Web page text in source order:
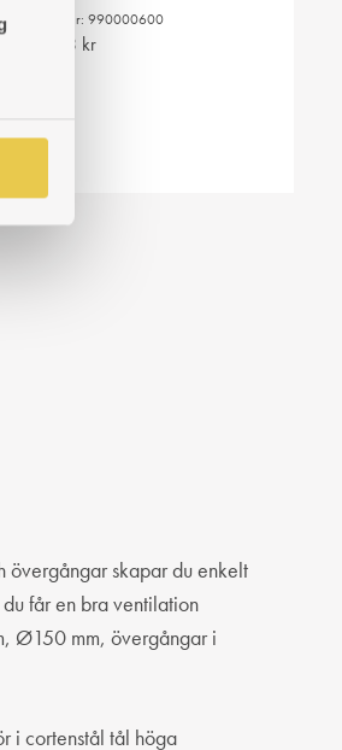
Art. nr: 990000600
403 kr
övergångar skapar du enkelt
får en bra ventilation
Ø150 mm, övergångar i
i cortenstål tål höga